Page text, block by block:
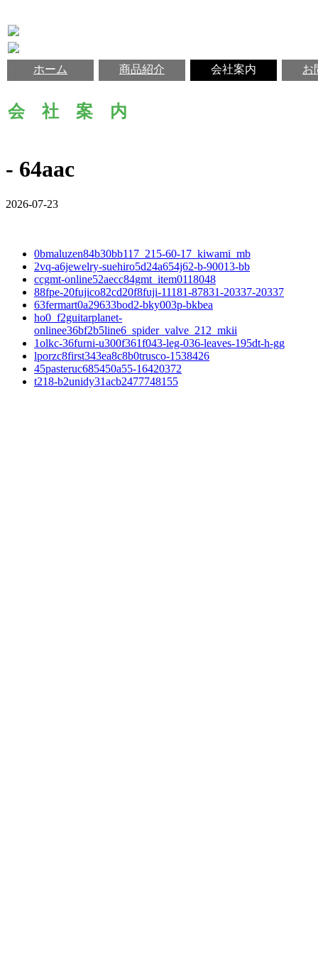
ホーム 商品紹介 会社案内 お
会 社 案 内
- 64aac
2026-07-23
0bmaluzen84b30bb117_215-60-17_kiwami_mb
2vq-a6jewelry-suehiro5d24a654j62-b-90013-bb
ccgmt-online52aecc84gmt_item0118048
88fpe-20fujico82cd20f8fuji-11181-87831-20337-20337
63fermart0a29633bod2-bky003p-bkbea
ho0_f2guitarplanet-
onlinee36bf2b5line6_spider_valve_212_mkii
1olkc-36furni-u300f361f043-leg-036-leaves-195dt-h-gg
lporzc8first343ea8c8b0trusco-1538426
45pasteruc685450a55-16420372
t218-b2unidy31acb2477748155